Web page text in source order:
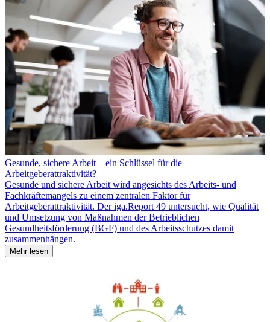
Gesunde, sichere Arbeit – ein Schlüssel für die
Arbeitgeberattraktivität?
Gesunde und sichere Arbeit wird angesichts des Arbeits- und
Fachkräftemangels zu einem zentralen Faktor für
Arbeitgeberattraktivität. Der iga.Report 49 untersucht, wie Qualität
und Umsetzung von Maßnahmen der Betrieblichen
Gesundheitsförderung (BGF) und des Arbeitsschutzes damit
zusammenhängen.
Mehr lesen